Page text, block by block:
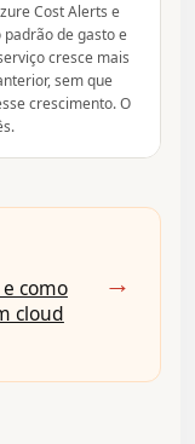
Cost Alerts e
de gasto e
cresce mais
sem que
crescimento. O
como
cloud
→